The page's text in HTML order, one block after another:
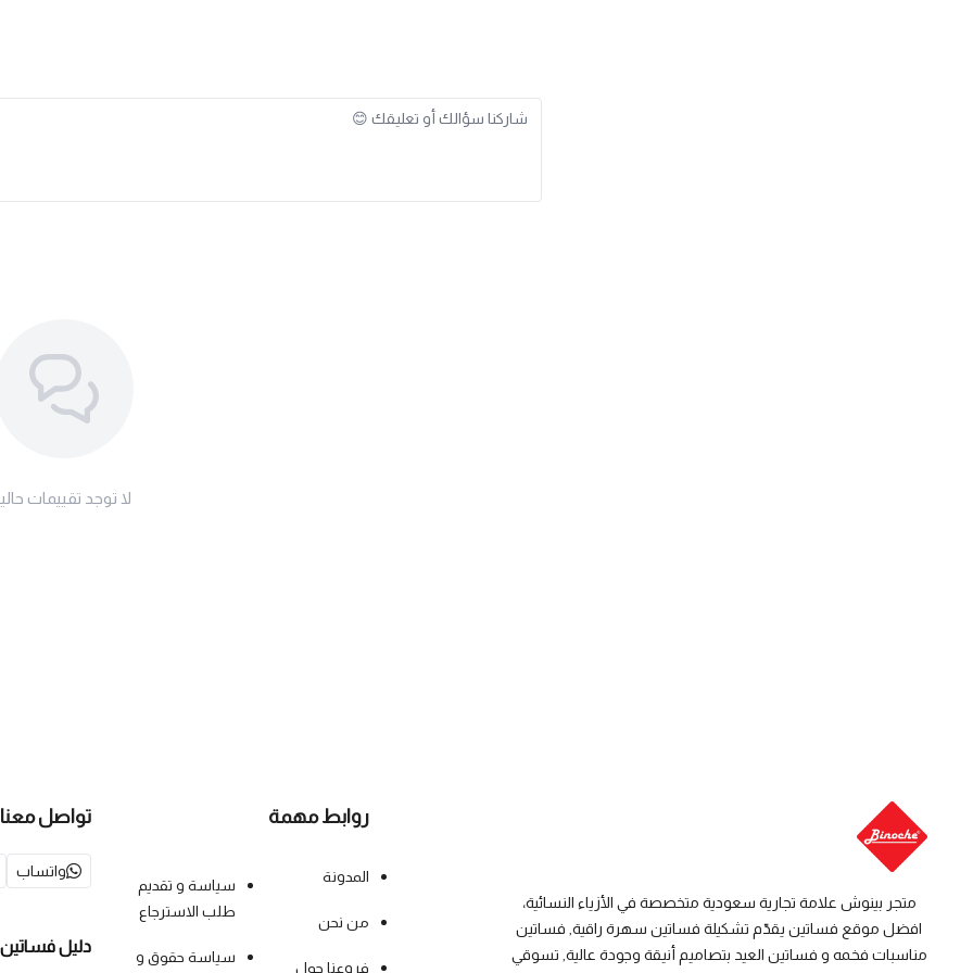
لا توجد تقييمات
متجر بينوش علامة تجارية سعودية متخصصة في الأزياء النسائية،
افضل موقع فساتين يقدّم تشكيلة فساتين سهرة راقية, فساتين
مناسبات فخمه و فساتين العيد بتصاميم أنيقة وجودة عالية, تسوقي
روابط مهمة
المدونة
من نحن
فروعنا حول
سياسة و تقديم
طلب الاسترجاع
سياسة حقوق و
تواصل معنا
واتساب
دليل